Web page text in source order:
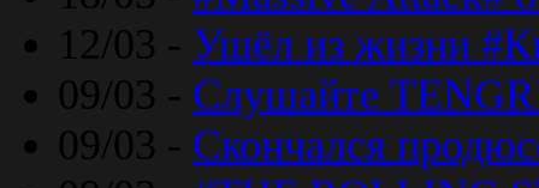
12/03 - Ушёл из жизни
09/03 - Слушайте
09/03 - Скончался